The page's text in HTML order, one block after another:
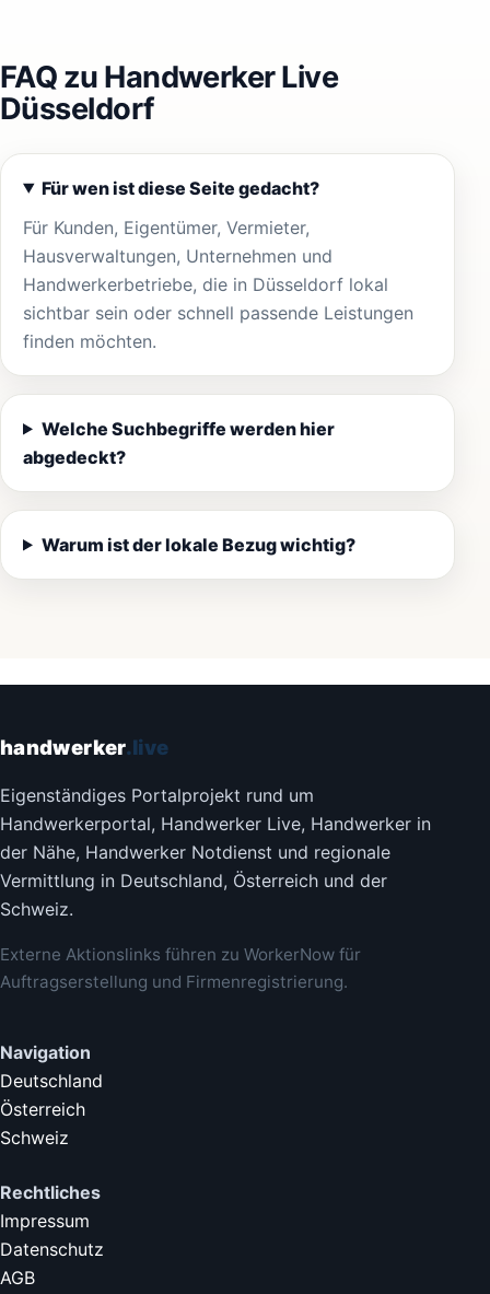
FAQ zu Handwerker Live
Düsseldorf
Für wen ist diese Seite gedacht?
Für Kunden, Eigentümer, Vermieter,
Hausverwaltungen, Unternehmen und
Handwerkerbetriebe, die in Düsseldorf lokal
sichtbar sein oder schnell passende Leistungen
finden möchten.
Welche Suchbegriffe werden hier
abgedeckt?
Warum ist der lokale Bezug wichtig?
handwerker.live
Eigenständiges Portalprojekt rund um
Handwerkerportal, Handwerker Live, Handwerker in
der Nähe, Handwerker Notdienst und regionale
Vermittlung in Deutschland, Österreich und der
Schweiz.
Externe Aktionslinks führen zu WorkerNow für
Auftragserstellung und Firmenregistrierung.
Navigation
Deutschland
Österreich
Schweiz
Rechtliches
Impressum
Datenschutz
AGB